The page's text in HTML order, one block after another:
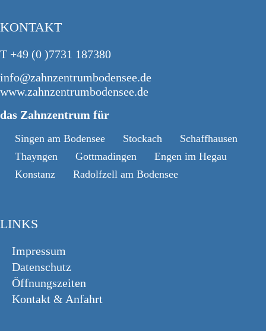
KONTAKT
T +49 (0 )7731 187380
info@zahnzentrumbodensee.de
www.zahnzentrumbodensee.de
das Zahnzentrum für
Singen am Bodensee Stockach
Schaffhausen
Thayngen
Gottmadingen
Engen im Hegau
Konstanz
Radolfzell am Bodensee
LINKS
Impressum
Datenschutz
Öffnungszeiten
Kontakt & Anfahrt